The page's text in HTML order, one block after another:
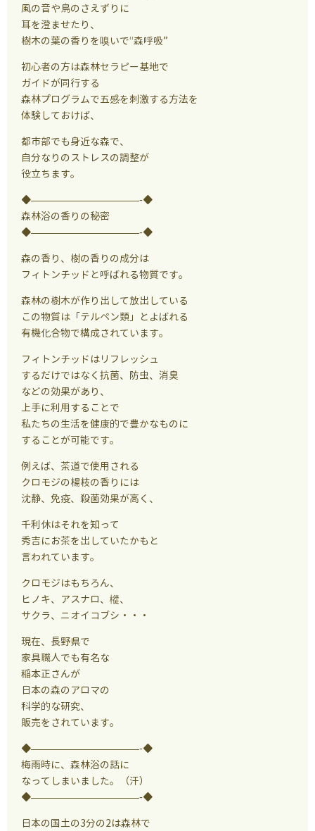
風の音や鳥のさえずりに
耳を澄ませたり、
樹木の葉の香りを嗅いで“森呼吸”
初心者の方は森林セラピー基地で
ガイドが同行する
森林プログラムで五感を刺激する方法を
体験しておけば、
都市部でも身近な森で、
自分なりのストレスの調整が
役立ちます。
◆———————————-◆
森林浴の香りの秘密
◆———————————-◆
森の香り、樹の香りの成分は
フィトンチッドと呼ばれる物質です。
森林の樹木が作り出して放出している
この物質は「テルペン類」とよばれる
有機化合物で構成されています。
フィトンチッドはリフレッシュ
するだけではなく抗菌、防虫、消臭
などの効果があり、
上手に利用することで
私たちの生活を健康的で豊かなものに
することが可能です。
例えば、茶道で使用される
クロモジの楊枝の香りには
沈静、免疫、殺菌効果が高く、
千利休はそれを知って
秀吉にお茶を出していたかもと
言われています。
クロモジはもちろん、
ヒノキ、アスナロ、樅、
サクラ、ニオイコブシ・・・
現在、長野県で
家具職人でも有名な
稲本正さんが
日本の森のアロマの
科学的な研究、
販売をされています。
◆———————————-◆
梅雨時に、森林浴の話に
なってしまいました。（汗）
◆———————————-◆
日本の国土の3分の2は森林で